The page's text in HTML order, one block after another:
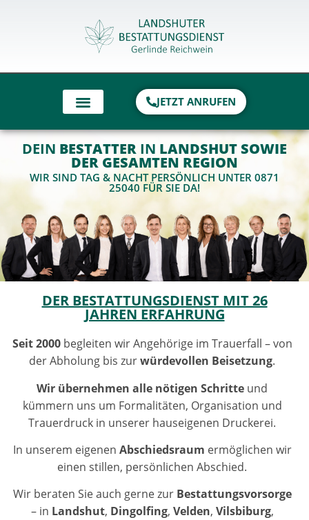
JETZT ANRUFEN
DEIN BESTATTER IN LANDSHUT SOWIE
DER GESAMTEN REGION
WIR SIND TAG & NACHT PERSÖNLICH UNTER 0871
25040 FÜR SIE DA!
DER BESTATTUNGSDIENST MIT 26
JAHREN ERFAHRUNG
Seit 2000begleiten wir Angehörige im Trauerfall – von
der Abholung bis zurwürdevollen Beisetzung.
Wir übernehmen alle nötigen Schritte und
kümmern uns um Formalitäten, Organisation und
Trauerdruck in unserer hauseigenen Druckerei.
In unserem eigenen Abschiedsraum ermöglichen wir
einen stillen, persönlichen Abschied.
Wir beraten Sie auch gerne zur Bestattungsvorsorge
– in Landshut, Dingolfing, Velden, Vilsbiburg,